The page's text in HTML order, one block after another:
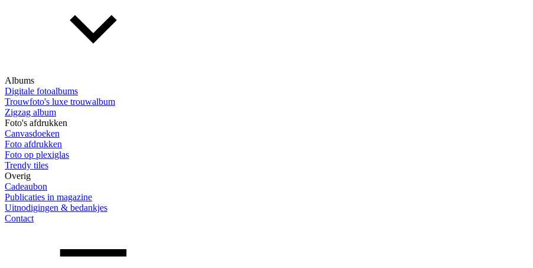
Albums
Digitale fotoalbums
Trouwfoto's luxe trouwalbum
Zigzag album
Foto's afdrukken
Canvasdoeken
Foto afdrukken
Foto op plexiglas
Trendy tiles
Overig
Cadeaubon
Publicaties in magazine
Uitnodigingen & bedankjes
Contact